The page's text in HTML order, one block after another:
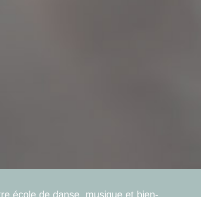
école de danse, musique et bien-